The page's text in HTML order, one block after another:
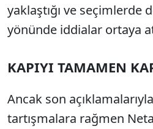
yaklaştığı ve seçimlerde
yönünde iddialar ortaya
KAPIYI TAMAMEN
Ancak son
tartışmalara rağmen